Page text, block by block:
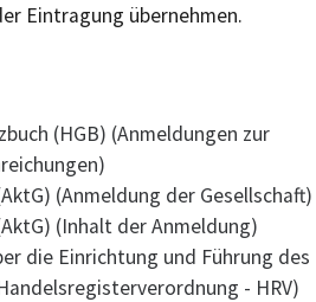
Eintragung übernehmen.
(HGB) (Anmeldungen zur
(Anmeldung der Gesellschaft)
(Inhalt der Anmeldung)
die Einrichtung und Führung des
- HRV)